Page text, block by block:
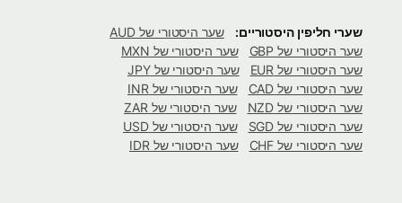
שערי חליפין היסטוריים:
שער היסטורי של AUD
שער היסטורי של GBP
שער היסטורי של MXN
שער היסטורי של EUR
שער היסטורי של JPY
שער היסטורי של CAD
שער היסטורי של INR
שער היסטורי של NZD
שער היסטורי של ZAR
שער היסטורי של SGD
שער היסטורי של USD
שער היסטורי של CHF
שער היסטורי של IDR